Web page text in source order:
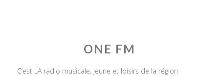
ONE FM
C’est LA radio musicale, jeune et loisirs de la région